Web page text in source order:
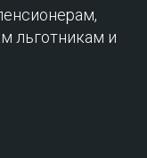
льготникам и